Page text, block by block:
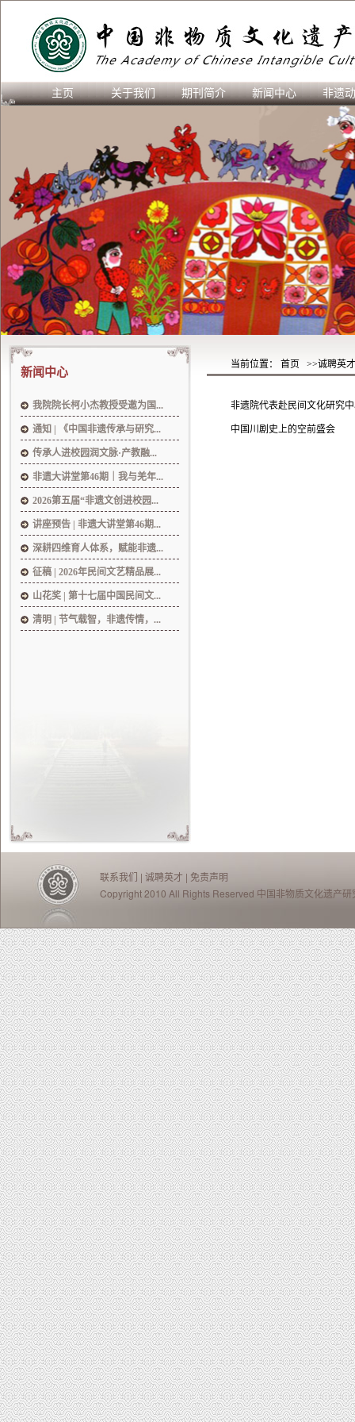
主页 关于我们 期刊简介 新闻中心 非遗
当前位置： 首页 >>诚聘英才
新闻中心
我院院长柯小杰教授受邀为国...
通知 | 《中国非遗传承与研究...
传承人进校园润文脉·产教融...
非遗大讲堂第46期｜我与羌年...
2026第五届“非遗文创进校园...
讲座预告 | 非遗大讲堂第46期...
深耕四维育人体系，赋能非遗...
征稿 | 2026年民间文艺精品展...
山花奖 | 第十七届中国民间文...
清明 | 节气载智，非遗传情，...
非遗院代表赴民间文化研究
中国川剧史上的空前盛会
联系我们 | 诚聘英才 | 免责声明
Copyright 2010 All Rights Reserved 中国非物质文化遗产